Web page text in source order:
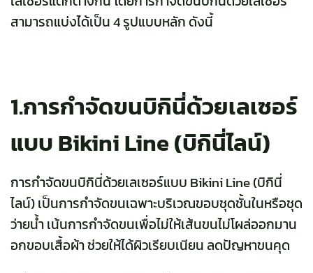
สามารถแบ่งได้เป็น 4 รูปแบบหลัก ดังนี้
1.การกำจัดขนบิกินี่ด้วยเลเซอร์
แบบ Bikini Line (บิกินี่ไลน์)
การกำจัดขนบิกินี่ด้วยเลเซอร์แบบ Bikini Line (บิกินี่
ไลน์) เป็นการกำจัดขนเฉพาะบริเวณขอบชุดชั้นในหรือชุด
ว่ายน้ำ เน้นการกำจัดขนเพื่อไม่ให้เส้นขนไม่โผล่ออกมาน
อกขอบเสื้อผ้า ช่วยให้ได้ผิวเรียบเนียน ลดปัญหาขนคุด